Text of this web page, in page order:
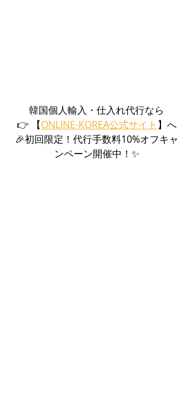
韓国個人輸入・仕入れ代行なら
👉 【ONLINE-KOREA公式サイト 】へ
🎉初回限定！代行手数料10%オフキャ
ンペーン開催中！✨